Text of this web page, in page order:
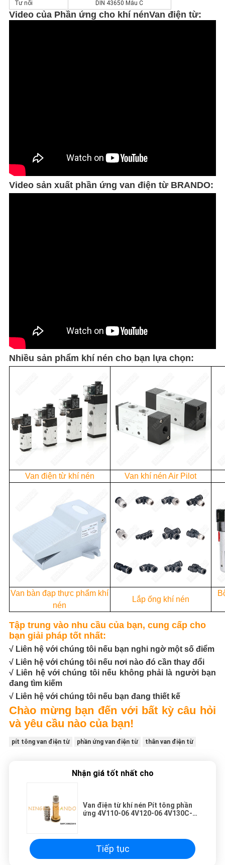
Tư nối DIN 43650 Mẫu C
Video của Phần ứng cho khí nénVan điện từ:
Video sản xuất phần ứng van điện từ BRANDO:
Nhiều sản phẩm khí nén cho bạn lựa chọn:
Van điện từ khí nén Van khí nén Air Pilot
Van bàn đạp thực phẩm khí
nén
Lắp ống khí nén
Tập trung vào nhu cầu của bạn, cung cấp cho
bạn giải pháp tốt nhất:
√ Liên hệ với chúng tôi nếu bạn nghi ngờ một số điểm
√ Liên hệ với chúng tôi nếu nơi nào đó cần thay đổi
√ Liên hệ với chúng tôi nếu không phải là người bạn
đang tìm kiếm
√ Liên hệ với chúng tôi nếu bạn đang thiết kế
Chào mừng bạn đến với bất kỳ câu hỏi
và yêu cầu nào của bạn!
pít tông van điện từ phần ứng van điện từ thân van điện từ
Nhận giá tốt nhất cho
Van điện từ khí nén Pít tông phần
ứng 4V110-06 4V120-06 4V130C-
Tiếp tục